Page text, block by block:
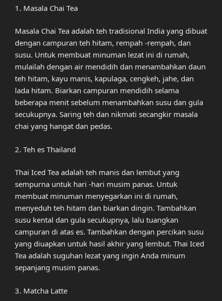
1. Masala Chai Tea
Masala Chai Tea adalah teh tradisional India yang dibuat
dengan campuran teh hitam, rempah -rempah, dan
susu. Untuk membuat minuman lezat ini di rumah,
mulailah dengan air mendidih dan menambahkan daun
teh hitam, kayu manis, kapulaga, cengkeh, jahe, dan
lada hitam. Biarkan campuran mendidih selama
beberapa menit sebelum menambahkan susu dan gula
secukupnya. Saring teh dan nikmati secangkir masala
chai yang hangat dan pedas.
2. Teh es Thailand
Thai Iced Tea adalah teh manis dan lembut yang
sempurna untuk hari -hari musim panas. Untuk
membuat minuman menyegarkan ini di rumah,
menyeduh teh hitam dan biarkan dingin. Tambahkan
susu kental dan gula secukupnya, lalu tuangkan
campuran di atas es. Tambahkan dengan percikan susu
yang diuapkan untuk hasil akhir yang lembut. Thai Iced
Tea adalah suguhan lezat yang ingin Anda minum
sepanjang musim panas.
3. Matcha Latte